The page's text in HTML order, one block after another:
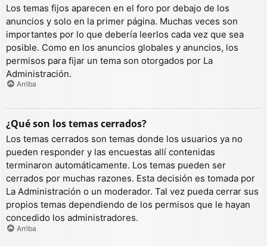
Los temas fijos aparecen en el foro por debajo de los
anuncios y solo en la primer página. Muchas veces son
importantes por lo que debería leerlos cada vez que sea
posible. Como en los anuncios globales y anuncios, los
permisos para fijar un tema son otorgados por La
Administración.
Arriba
¿Qué son los temas cerrados?
Los temas cerrados son temas donde los usuarios ya no
pueden responder y las encuestas allí contenidas
terminaron automáticamente. Los temas pueden ser
cerrados por muchas razones. Esta decisión es tomada por
La Administración o un moderador. Tal vez pueda cerrar sus
propios temas dependiendo de los permisos que le hayan
concedido los administradores.
Arriba